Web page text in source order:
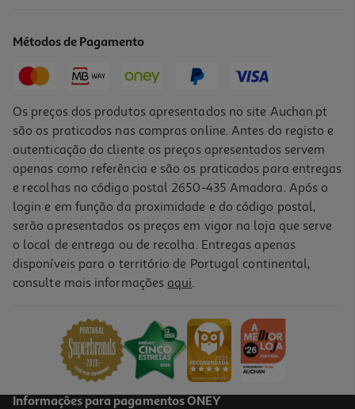
Album I Gifts 713127 Preto 15x20
Métodos de Pagamento
Os preços dos produtos apresentados no site Auchan.pt
são os praticados nas compras online. Antes do registo e
autenticação do cliente os preços apresentados servem
apenas como referência e são os praticados para entregas
e recolhas no código postal 2650-435 Amadora. Após o
login e em função da proximidade e do código postal,
serão apresentados os preços em vigor na loja que serve
o local de entrega ou de recolha. Entregas apenas
disponíveis para o território de Portugal continental,
consulte mais informações aqui.
Informações para pagamentos ONEY